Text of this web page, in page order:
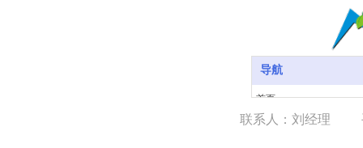
导航
首页
关于我们
联系人：刘经理